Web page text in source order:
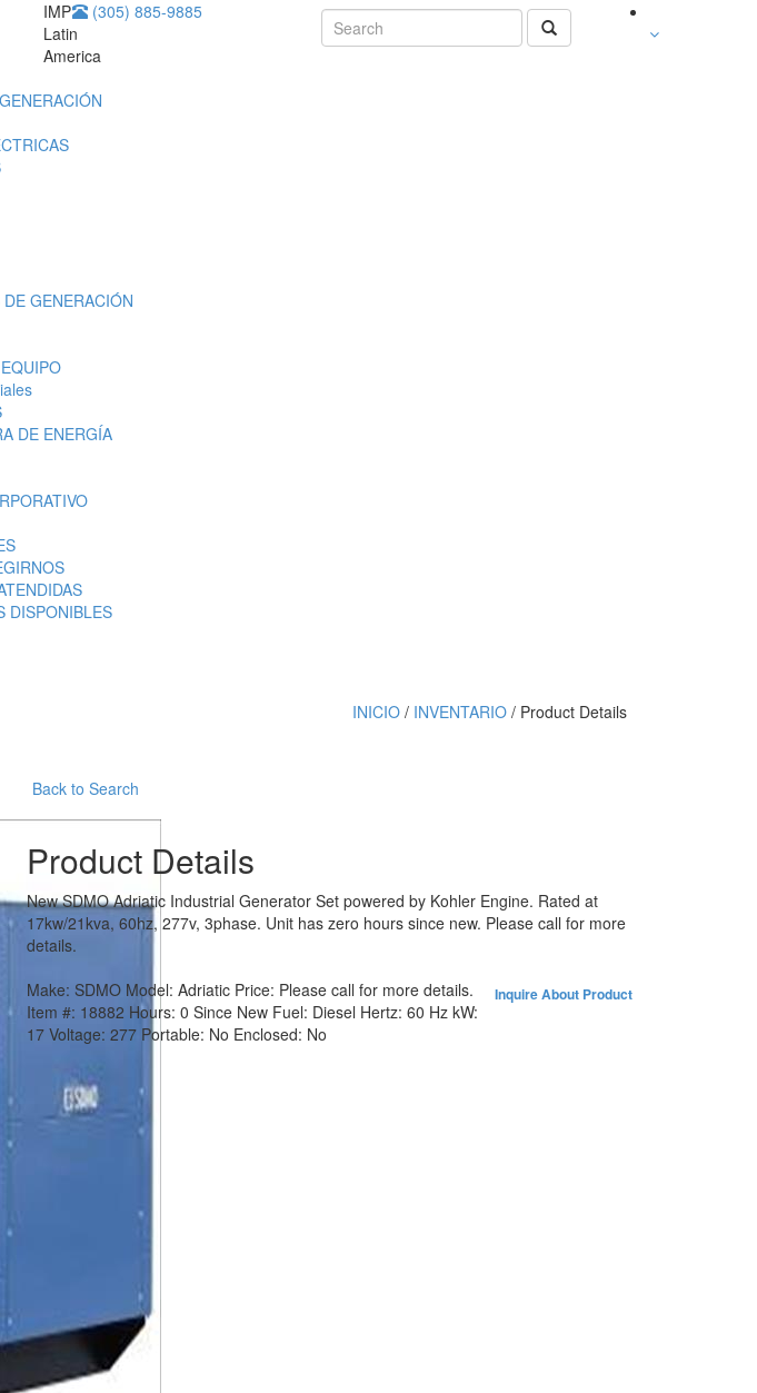
IMP
Latin
America
(305) 885-9885
GENERACIÓN
DE ENERGÍA
DISPONIBLES
INICIO/ INVENTARIO/ Product Details
Back to Search
Product Details
New SDMO Adriatic Industrial Generator Set powered by Kohler Engine. Rated at
17kw/21kva, 60hz, 277v, 3phase. Unit has zero hours since new. Please call for more
details.
Inquire About Product
Make: SDMO Model: Adriatic Price: Please call for more details.
Item #: 18882 Hours: 0 Since New Fuel: Diesel Hertz: 60 Hz kW:
17 Voltage: 277 Portable: No Enclosed: No